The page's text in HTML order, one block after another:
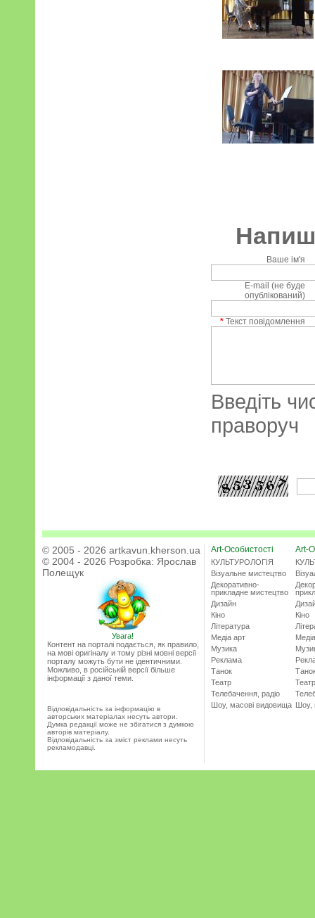
Ваше ім'я
E-mail (не буде
опублікований)
* Текст повідомлення
Введіть
праворуч
© 2005 - 2026 artkavun.kherson.ua
© 2004 - 2026 Розробка: Ярослав
Полещук
Увага!
Контент на порталі подається, як правило,
на мові оригіналу и тому різні мовні версії
порталу можуть бути не ідентичними.
Можливо, в російській версії більше
інформації з даної теми.
Відповідальність за інформацію в
авторських матеріалах несуть автори.
Думка редакції може не збігатися з думкою
авторів матеріалу.
Відповідальність за зміст реклами несуть
рекламодавці.
Art-Особистості
КУЛЬТУРОЛОГІЯ
Візуальне мистецтво
Декоративно-
прикладне мистецтво
Дизайн
Кіно
Література
Медіа арт
Музика
Реклама
Танок
Театр
Телебачення, радіо
Шоу, масові видовища
Art-
Кіно
Театр
Шоу,